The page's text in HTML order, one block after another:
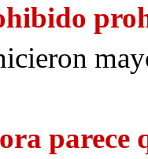
parece